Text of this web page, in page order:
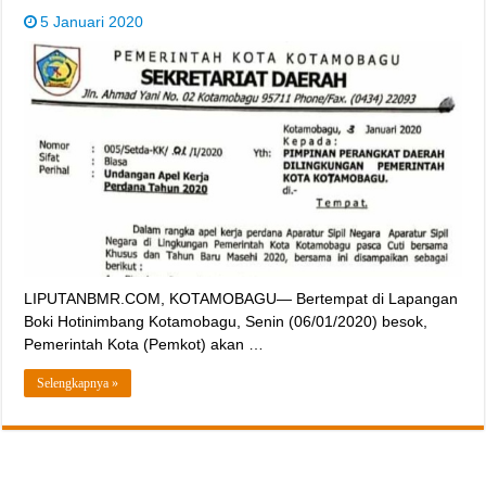
5 Januari 2020
LIPUTANBMR.COM, KOTAMOBAGU— Bertempat di Lapangan
Boki Hotinimbang Kotamobagu, Senin (06/01/2020) besok,
Pemerintah Kota (Pemkot) akan …
Selengkapnya »